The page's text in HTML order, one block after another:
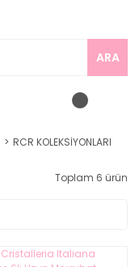
ARA
RCR KOLEKSİYONLARI
Toplam 6 ürün